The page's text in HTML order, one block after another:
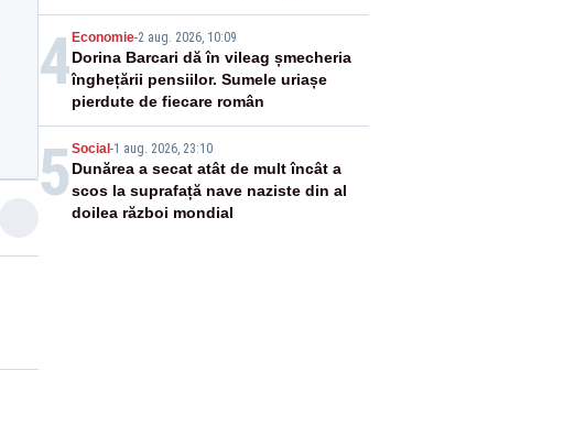
apa fluviului - IMAGINI AERIENE
4 Economie-2 aug. 2026, 10:09
Dorina Barcari dă în vileag șmecheria
înghețării pensiilor. Sumele uriașe
pierdute de fiecare român
5 Social -1 aug. 2026, 23:10
Dunărea a secat atât de mult încât a
scos la suprafață nave naziste din al
doilea război mondial